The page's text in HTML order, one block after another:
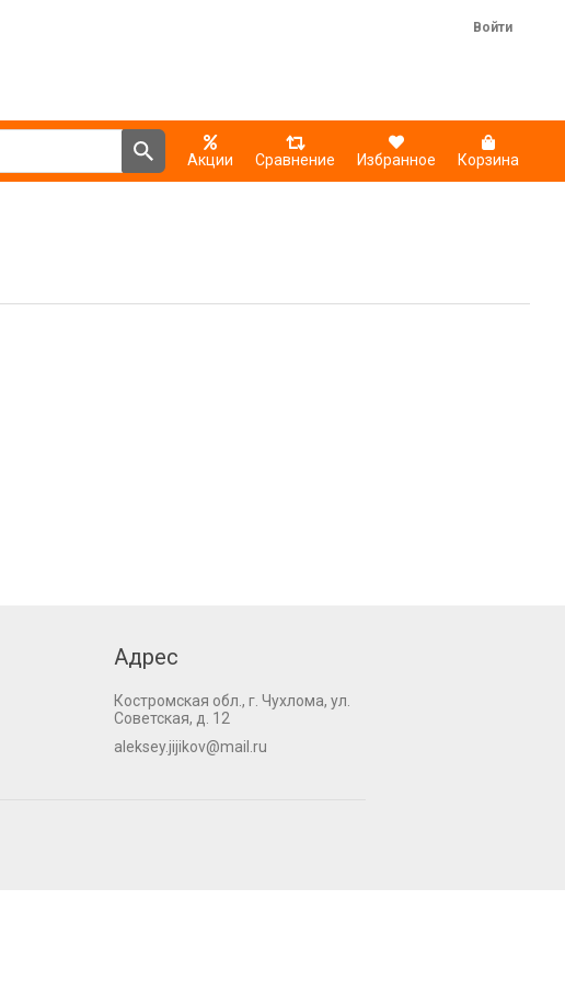
Войти
Акции Сравнение Избранное Корзина
Адрес
Костромская обл., г. Чухлома, ул.
Советская, д. 12
aleksey.jijikov@mail.ru